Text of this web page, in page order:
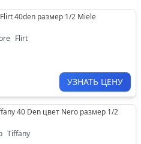
40den размер 1/2 Miele
Flirt
УЗНАТЬ ЦЕНУ
40 Den цвет Nero размер 1/2
Tiffany